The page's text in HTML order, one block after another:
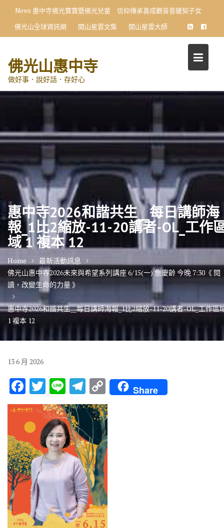
content
News 惠中寺佛光寶寶暨佛光兒童 信仰傳承喜成觀音菩薩契子女
佛光山全球資訊網
開山星雲文集 開山星雲大師
佛光山惠中寺
做好事．說好話．存好心
惠中寺2026和諧共生__每日講師海
報_1比2縮放-11-20講者-OL_工作
域 1 複本 12
Home
最新活動訊息
佛光山惠中寺2026未來與希望系列講座 6/15(一) 詹慶齡 今晚 7:30《 閱
讀，改變生命的力量 》
惠中寺2026和諧共生__每日講師海報_1比2縮放-11-20講者-OL_工作區
1 複本 12
136 月 2026
F
ac
e
b
o
o
k
T
w
it
te
r
Li
n
e
T
el
e
gr
a
m
C
o
p
y
Li
n
k
Share